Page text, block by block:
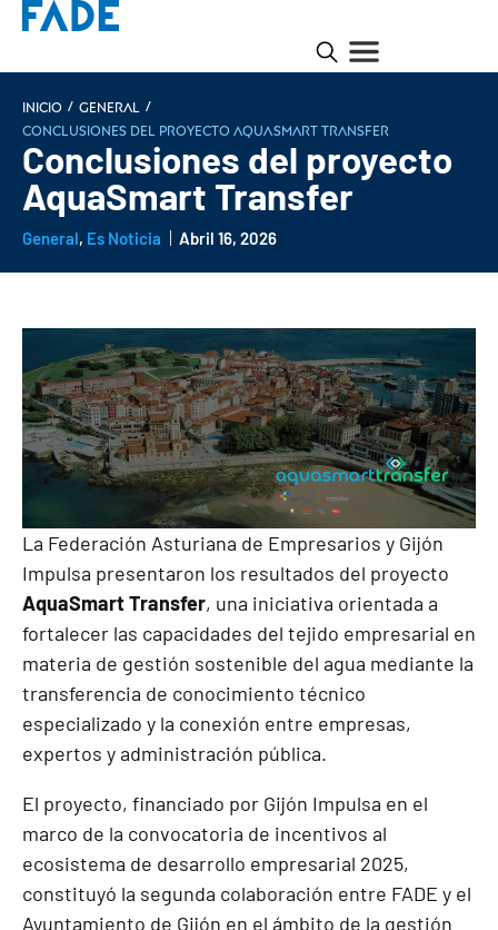
INICIO / General /
Conclusiones del proyecto AquaSmart Transfer
Conclusiones del proyecto
AquaSmart Transfer
General, Es Noticia Abril 16, 2026
La Federación Asturiana de Empresarios y Gijón
Impulsa presentaron los resultados del proyecto
AquaSmart Transfer, una iniciativa orientada a
fortalecer las capacidades del tejido empresarial en
materia de gestión sostenible del agua mediante la
transferencia de conocimiento técnico
especializado y la conexión entre empresas,
expertos y administración pública.
El proyecto, financiado por Gijón Impulsa en el
marco de la convocatoria de incentivos al
ecosistema de desarrollo empresarial 2025,
constituyó la segunda colaboración entre FADE y el
Ayuntamiento de Gijón en el ámbito de la gestión